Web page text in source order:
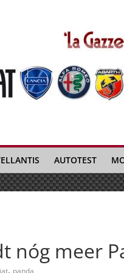
AUTOTEST
nóg meer
, panda